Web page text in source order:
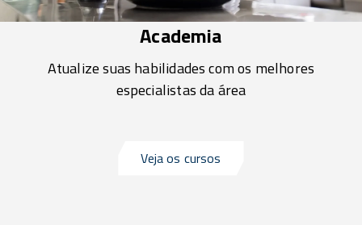
Academia
Atualize suas habilidades com os melhores
especialistas da área
Veja os cursos